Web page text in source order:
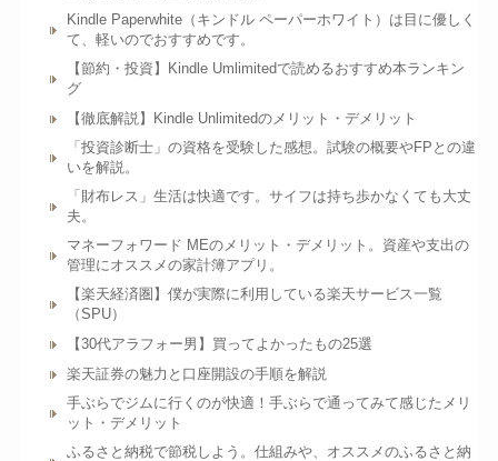
Kindle Paperwhite（キンドル ペーパーホワイト）は目に優しく
て、軽いのでおすすめです。
【節約・投資】Kindle Umlimitedで読めるおすすめ本ランキン
グ
【徹底解説】Kindle Unlimitedのメリット・デメリット
「投資診断士」の資格を受験した感想。試験の概要やFPとの違
いを解説。
「財布レス」生活は快適です。サイフは持ち歩かなくても大丈
夫。
マネーフォワード MEのメリット・デメリット。資産や支出の
管理にオススメの家計簿アプリ。
【楽天経済圏】僕が実際に利用している楽天サービス一覧
（SPU）
【30代アラフォー男】買ってよかったもの25選
楽天証券の魅力と口座開設の手順を解説
手ぶらでジムに行くのが快適！手ぶらで通ってみて感じたメリ
ット・デメリット
ふるさと納税で節税しよう。仕組みや、オススメのふるさと納